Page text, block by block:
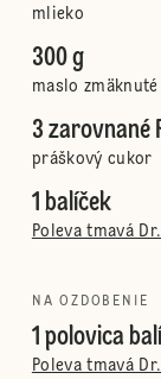
mlieko
300 g
maslo zmäknuté
3 zarovnané
práškový cukor
1 balíček
Poleva tmavá
NA OZDOBENIE
1 polovica
Poleva tmavá